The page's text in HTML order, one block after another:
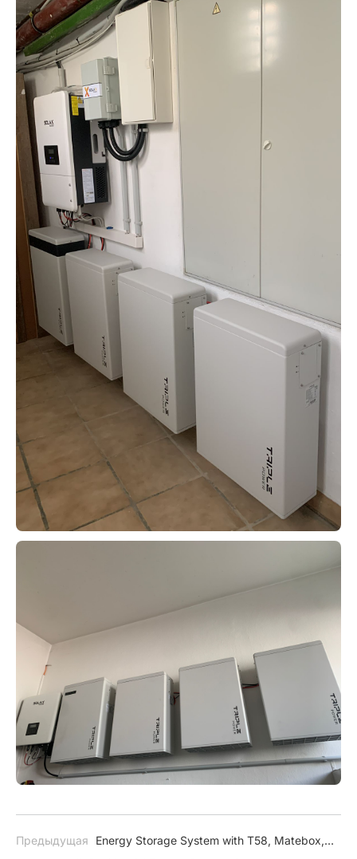
Предыдущая
Energy Storage System with T58, Matebox,